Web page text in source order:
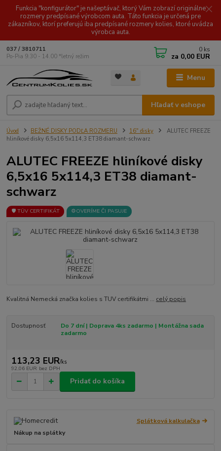
Funkcia "konfigurátor" je našeptávač, ktorý Vám zobrazí originálne
rozmery predpísané výrobcom auta. Táto funkcia je určená pre
zákazníkov, ktorí preferujú iba predpísané rozmery kolies, ktoré uvádza
výrobca auta.
Menu
Hľadať v eshope
037 / 3810711
Po-Pia 9.30 - 14.00 *letný režim
0 ks
za 0,00 EUR
Úvod BEŽNÉ DISKY PODĽA ROZMERU 16" disky
ALUTEC FREEZE
hliníkové disky 6,5x16 5x114,3 ET38 diamant-schwarz
ALUTEC FREEZE hliníkové disky
6,5x16 5x114,3 ET38 diamant-
schwarz
🛡️ TÜV CERTIFIKÁT ⚙️OVERÍME ČI PASUJE
Kvalitná Nemecká značka kolies s TUV certifikátmi ... celý popis
Dostupnosť
Do 7 dní | Doprava 4ks zadarmo | Montážna sada
zadarmo
113,23 EUR/ks
92,06 EUR bez DPH
Pridať do košíka
Splátková kalkulačka
Nákup na splátky